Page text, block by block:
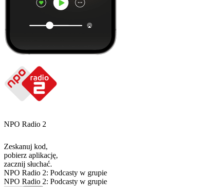
NPO Radio 2
Zeskanuj kod,
pobierz aplikację,
zacznij słuchać.
NPO Radio 2: Podcasty w grupie
NPO Radio 2: Podcasty w grupie